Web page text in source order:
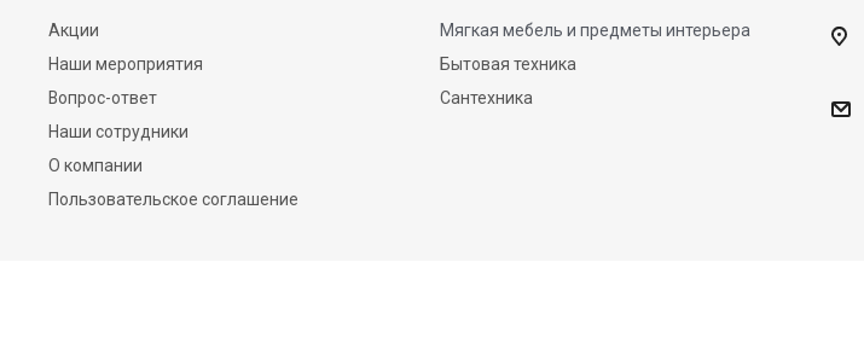
Акции
Наши мероприятия
Вопрос-ответ
Наши сотрудники
О компании
Пользовательское соглашение
Мягкая мебель и предметы интерьера
Бытовая техника
Сантехника